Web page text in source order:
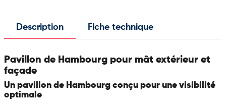
Description Fiche technique
Pavillon de Hambourg pour mât extérieur et
façade
Un pavillon de Hambourg conçu pour une visibilité
optimale